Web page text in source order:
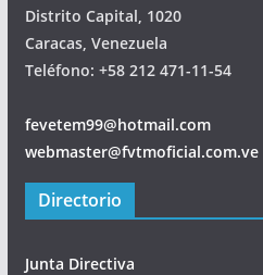
Distrito Capital, 1020
Caracas, Venezuela
Teléfono: +58 212 471-11-54
fevetem99@hotmail.com
webmaster@fvtmoficial.com.ve
Directorio
Junta Directiva